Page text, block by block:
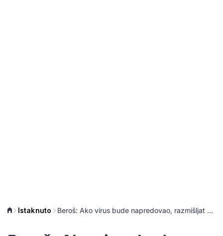
Istaknuto Beroš: Ako virus bude napredovao, razmišljat ćemo o obaveznom cijepljenju za starije od 65